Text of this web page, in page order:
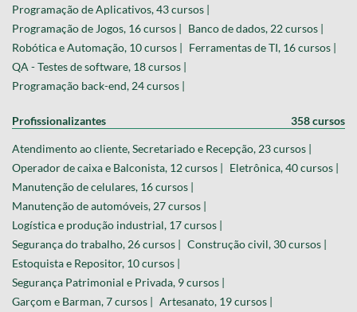
Programação de Aplicativos, 43 cursos |
Programação de Jogos, 16 cursos | Banco de dados, 22 cursos |
Robótica e Automação, 10 cursos | Ferramentas de TI, 16 cursos |
QA - Testes de software, 18 cursos |
Programação back-end, 24 cursos |
Profissionalizantes 358 cursos
Atendimento ao cliente, Secretariado e Recepção, 23 cursos |
Operador de caixa e Balconista, 12 cursos | Eletrônica, 40 cursos |
Manutenção de celulares, 16 cursos |
Manutenção de automóveis, 27 cursos |
Logística e produção industrial, 17 cursos |
Segurança do trabalho, 26 cursos | Construção civil, 30 cursos |
Estoquista e Repositor, 10 cursos |
Segurança Patrimonial e Privada, 9 cursos |
Garçom e Barman, 7 cursos | Artesanato, 19 cursos |